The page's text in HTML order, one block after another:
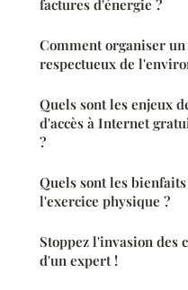
factures d'énergie ?
Comment organiser
respectueux de
Quels sont les enjeux
d'accès à Internet
?
Quels sont les
l'exercice physique ?
Stoppez l'invasion des
d'un expert !